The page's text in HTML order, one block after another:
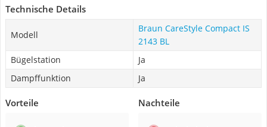
Technische Details
Modell
Braun CareStyle Compact IS
2143 BL
Bügelstation
Ja
Dampffunktion
Ja
Vorteile Nachteile